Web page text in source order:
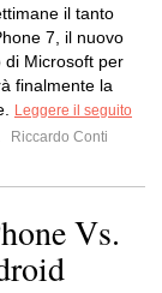
il tanto
7, il nuovo
di Microsoft per
finalmente la
Leggere il seguito
Riccardo Conti
Vs.